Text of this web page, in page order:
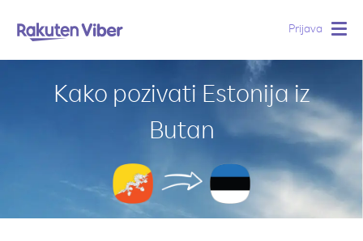
Prijava
Kako pozivati Estonija iz
Butan